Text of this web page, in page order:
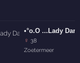
•°o.O ...Lady
♀ 38
Zoetermeer